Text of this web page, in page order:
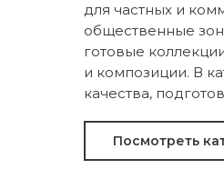
для частных и
общественные
готовые
и композиции. В
качества,
Посмотреть